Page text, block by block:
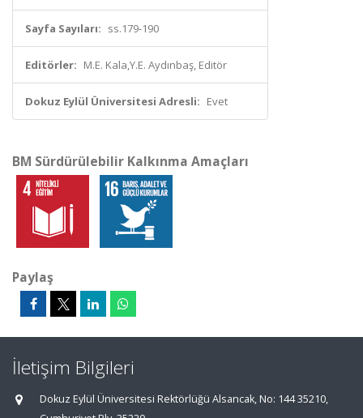
Sayfa Sayıları: ss.179-190
Editörler: M.E. Kala,Y.E. Aydınbaş, Editör
Dokuz Eylül Üniversitesi Adresli: Evet
BM Sürdürülebilir Kalkınma Amaçları
Paylaş
İletişim Bilgileri
Dokuz Eylül Üniversitesi Rektörlüğü Alsancak, No: 144 35210,